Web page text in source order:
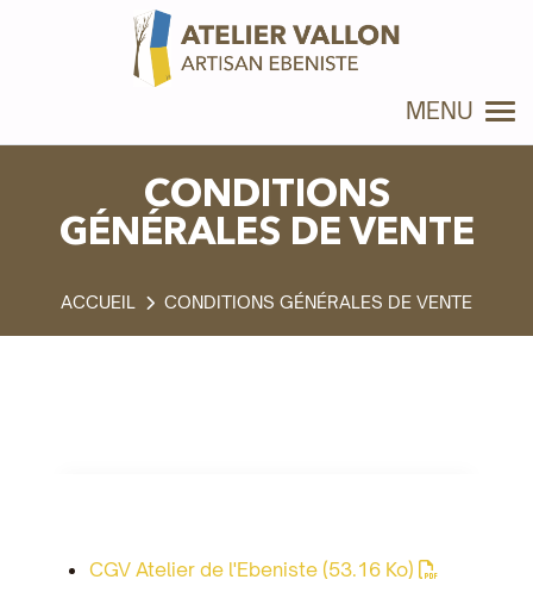
MENU
CONDITIONS
GÉNÉRALES DE VENTE
CONDITIONS GÉNÉRALES DE VENTE
CGV Atelier de l'Ebeniste (53.16 Ko)
Panneau de gestion des cookies